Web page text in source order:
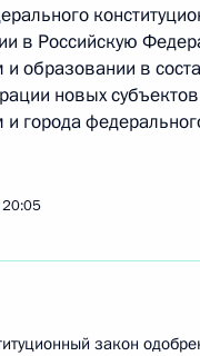
в Российскую
образовании в
новых
города
20:05
закон